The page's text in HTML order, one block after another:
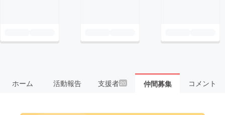
ホーム 活動報告 支援者20 仲間募集 コメント